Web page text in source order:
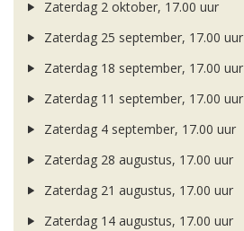
Zaterdag 2 oktober, 17.00 uur
Zaterdag 25 september, 17.00 uur
Zaterdag 18 september, 17.00 uur
Zaterdag 11 september, 17.00 uur
Zaterdag 4 september, 17.00 uur
Zaterdag 28 augustus, 17.00 uur
Zaterdag 21 augustus, 17.00 uur
Zaterdag 14 augustus, 17.00 uur